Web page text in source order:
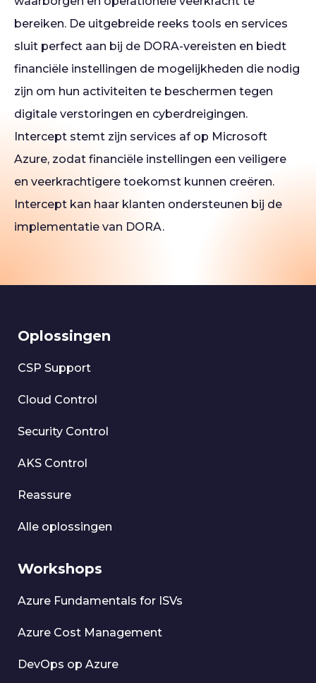
bereiken. De uitgebreide reeks tools en services
sluit perfect aan bij de DORA-vereisten en biedt
financiële instellingen de mogelijkheden die nodig
zijn om hun activiteiten te beschermen tegen
digitale verstoringen en cyberdreigingen.
Intercept stemt zijn services af op Microsoft
Azure, zodat financiële instellingen een veiligere
en veerkrachtigere toekomst kunnen creëren.
Intercept kan haar klanten ondersteunen bij de
implementatie van DORA.
Oplossingen
CSP Support
Cloud Control
Security Control
AKS Control
Reassure
Alle oplossingen
Workshops
Azure Fundamentals for ISVs
Azure Cost Management
DevOps op Azure